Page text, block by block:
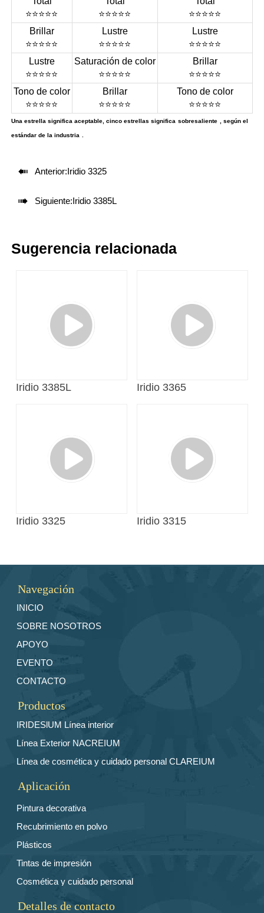
⭐⭐⭐⭐⭐
⭐⭐⭐⭐⭐
⭐⭐⭐⭐⭐
Brillar
⭐⭐⭐⭐⭐
Lustre
⭐⭐⭐⭐⭐
Lustre
⭐⭐⭐⭐⭐
Lustre
⭐⭐⭐⭐⭐
Saturación de color
⭐⭐⭐⭐⭐
Brillar
⭐⭐⭐⭐⭐
Tono de color
⭐⭐⭐⭐⭐
Brillar
⭐⭐⭐⭐⭐
Tono de color
⭐⭐⭐⭐⭐
Una estrella significa aceptable, cinco estrellas significa sobresaliente , según el
estándar de la industria
 Anterior:Iridio 3325
 Siguiente:Iridio 3385L
Sugerencia relacionada
Iridio 3385L Iridio 3365
Iridio 3325 Iridio 3315
Navegación
INICIO
SOBRE NOSOTROS
APOYO
EVENTO
CONTACTO
Productos
IRIDESlUM Línea interior
Línea Exterior NACREIUM
Línea de cosmética y cuidado personal CLAREIUM
Aplicación
Pintura decorativa
Recubrimiento en polvo
Plásticos
Tintas de impresión
Cosmética y cuidado personal
Detalles de contacto